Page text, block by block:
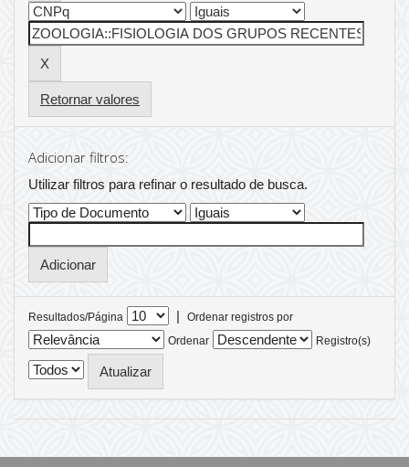
Retornar valores
Adicionar filtros:
Utilizar filtros para refinar o resultado de busca.
Resultados/Página |
Ordenar registros por
Ordenar
Registro(s)